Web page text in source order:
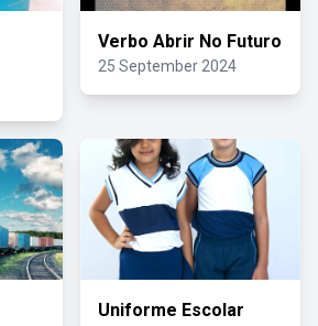
Verbo Abrir No Futuro
25 September 2024
Uniforme Escolar